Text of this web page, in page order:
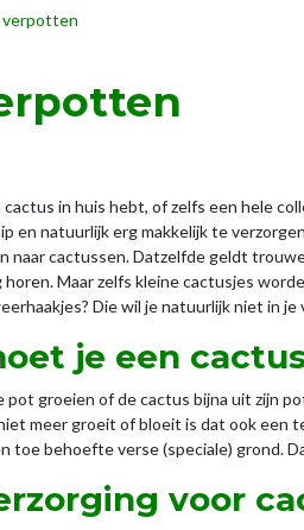
verpotten
in huis hebt, of zelfs een hele
en natuurlijk erg makkelijk te
naar cactussen. Datzelfde geldt
Maar zelfs kleine cactusjes
Die wil je natuurlijk niet in
je een
pot groeien of de cactus bijna uit zijn
meer groeit of bloeit is dat ook een
toe behoefte verse (speciale) grond.
voor